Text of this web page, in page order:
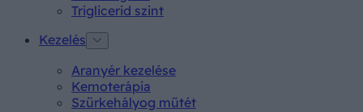
Triglicerid szint
Kezelés
Aranyér kezelése
Kemoterápia
Szürkehályog műtét